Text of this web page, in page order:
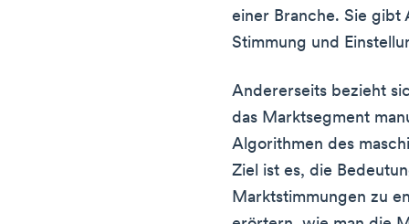
einer Branche. Sie gibt
Stimmung und
Andererseits bezieht
das Marktsegment
Algorithmen des
Ziel ist es, die
Marktstimmungen zu